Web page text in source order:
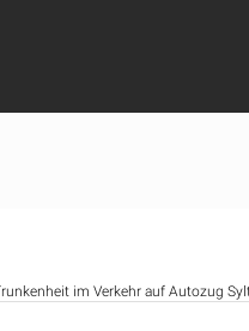
im Verkehr auf Autozug